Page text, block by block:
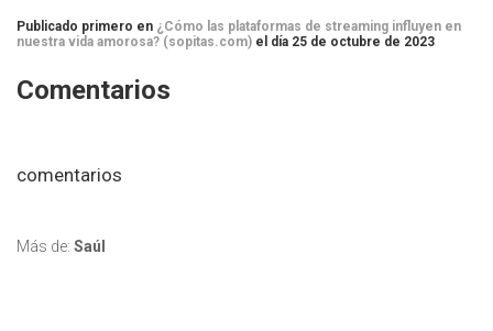
Publicado primero en ¿Cómo las plataformas de streaming influyen en
nuestra vida amorosa? (sopitas.com) el día 25 de octubre de 2023
Comentarios
comentarios
Más de: Saúl